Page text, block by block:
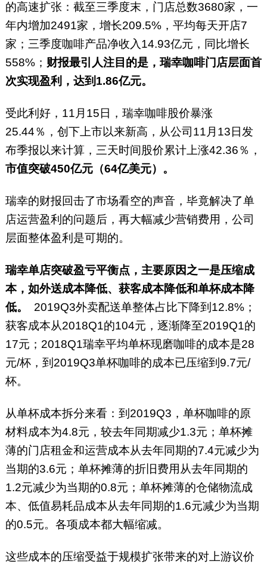
的高速扩张：截至三季度末，门店总数3680家，一
年内增加2491家，增长209.5%，平均每天开店7
家；三季度咖啡产品净收入14.93亿元，同比增长
558%； 财报最引人注目的是，瑞幸咖啡门店层面首
次实现盈利，达到1.86亿元。
受此利好，11月15日，瑞幸咖啡股价暴涨
25.44％，创下上市以来新高，从公司11月13日发
布季报以来计算，三天时间股价累计上涨42.36％，
市值突破450亿元（64亿美元）。
瑞幸的财报回击了市场看空的声音，毕竟解决了单
店运营盈利的问题后，再大幅减少营销费用，公司
层面整体盈利是可期的。
瑞幸单店突破盈亏平衡点，主要原因之一是压缩成
本，如外送成本降低、获客成本降低和单杯成本降
低。 2019Q3外卖配送单整体占比下降到12.8%；
获客成本从2018Q1的104元，逐渐降至2019Q1的
17元；2018Q1瑞幸平均单杯现磨咖啡的成本是28
元/杯，到2019Q3单杯咖啡的成本已压缩到9.7元/
杯。
从单杯成本拆分来看：到2019Q3，单杯咖啡的原
材料成本为4.8元，较去年同期减少1.3元；单杯摊
薄的门店租金和运营成本从去年同期的7.4元减少为
当期的3.6元；单杯摊薄的折旧费用从去年同期的
1.2元减少为当期的0.8元；单杯摊薄的仓储物流成
本、低值易耗品成本从去年同期的1.6元减少为当期
的0.5元。各项成本都大幅缩减。
这些成本的压缩受益于规模扩张带来的对上游议价